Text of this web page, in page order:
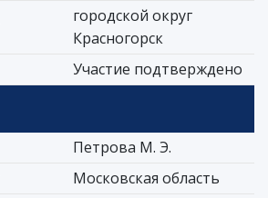
городской округ
Красногорск
Участие подтверждено
Петрова М. Э.
Московская область